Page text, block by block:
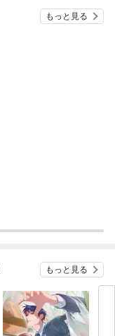
もっと見る
もっと見る